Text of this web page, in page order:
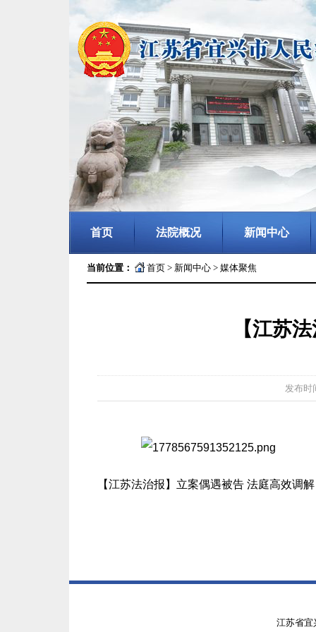
首页 法院概况 新闻中心
当前位置： 首页 > 新闻中心 > 媒体聚焦
【江苏
发布时
【江苏法治报】立案偶遇被告 法庭高效调解
江苏省宜